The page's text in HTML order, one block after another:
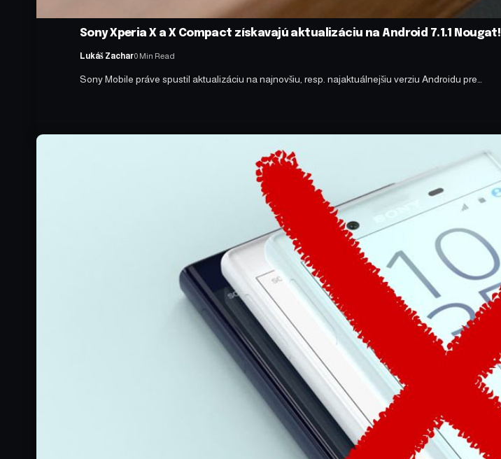
Sony Xperia X a X Compact získavajú aktualizáciu na Android 7.1.1 Nougat!
Lukáš Zachar0 Min Read
Sony Mobile práve spustil aktualizáciu na najnovšiu, resp. najaktuálnejšiu verziu Androidu pre…